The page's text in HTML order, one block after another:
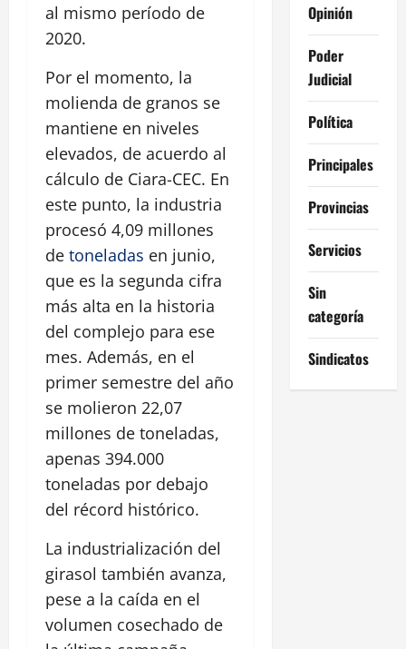
al mismo período de
2020.
Por el momento, la
molienda de granos se
mantiene en niveles
elevados, de acuerdo al
cálculo de Ciara-CEC. En
este punto, la industria
procesó 4,09 millones
de toneladas en junio,
que es la segunda cifra
más alta en la historia
del complejo para ese
mes. Además, en el
primer semestre del año
se molieron 22,07
millones de toneladas,
apenas 394.000
toneladas por debajo
del récord histórico.
La industrialización del
girasol también avanza,
pese a la caída en el
volumen cosechado de
Opinión
Poder
Judicial
Política
Principales
Provincias
Servicios
Sin
categoría
Sindicatos